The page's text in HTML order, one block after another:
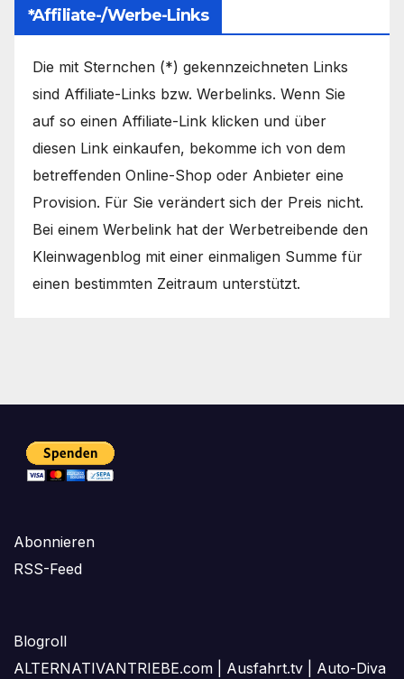
*Affiliate-/Werbe-Links
Die mit Sternchen (*) gekennzeichneten Links
sind Affiliate-Links bzw. Werbelinks. Wenn Sie
auf so einen Affiliate-Link klicken und über
diesen Link einkaufen, bekomme ich von dem
betreffenden Online-Shop oder Anbieter eine
Provision. Für Sie verändert sich der Preis nicht.
Bei einem Werbelink hat der Werbetreibende den
Kleinwagenblog mit einer einmaligen Summe für
einen bestimmten Zeitraum unterstützt.
Abonnieren
RSS-Feed
Blogroll
ALTERNATIVANTRIEBE.com
Ausfahrt.tv
Auto-Diva